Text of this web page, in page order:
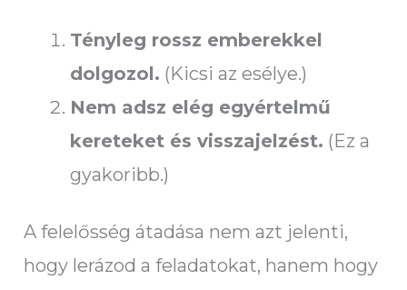
Tényleg rossz emberekkel
dolgozol. (Kicsi az esélye.)
Nem adsz elég egyértelmű
kereteket és visszajelzést. (Ez a
gyakoribb.)
A felelősség átadása nem azt jelenti,
hogy lerázod a feladatokat, hanem hogy